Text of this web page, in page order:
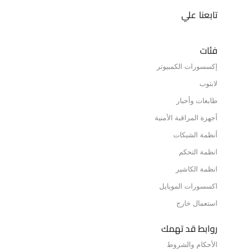
تابعنا علي
فئات
إكسسورات الكمبيوتر
لابتوب
طابعات وأحبار
أجهزة المراقبة الأمنية
أنظمة الشبكات
انظمة التحكم
انظمة الكاشير
اكسسورات الموبايل
استعمال خارج
روابط قد تهمك
الأحكام والشروط